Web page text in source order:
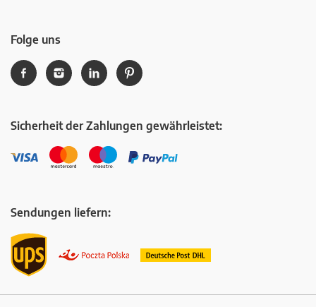
Folge uns
Sicherheit der Zahlungen gewährleistet:
Sendungen liefern: